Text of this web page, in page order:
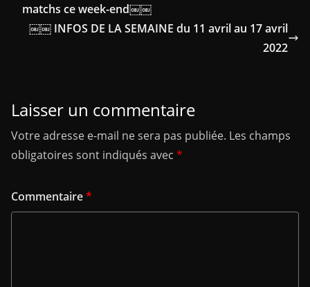
matchs ce week-end￼￼
￼￼ INFOS DE LA SEMAINE du 11 avril au 17 avril
2022
Laisser un commentaire
Votre adresse e-mail ne sera pas publiée. Les champs
obligatoires sont indiqués avec *
Commentaire*